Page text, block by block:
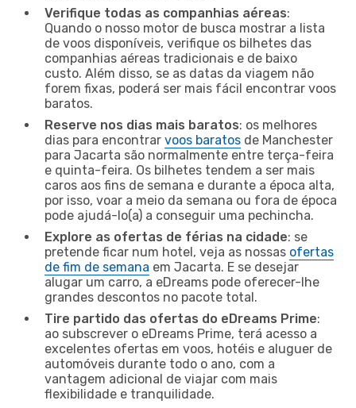
Verifique todas as companhias aéreas:
Quando o nosso motor de busca mostrar a lista
de voos disponíveis, verifique os bilhetes das
companhias aéreas tradicionais e de baixo
custo. Além disso, se as datas da viagem não
forem fixas, poderá ser mais fácil encontrar voos
baratos.
Reserve nos dias mais baratos: os melhores
dias para encontrar voos baratos de Manchester
para Jacarta são normalmente entre terça-feira
e quinta-feira. Os bilhetes tendem a ser mais
caros aos fins de semana e durante a época alta,
por isso, voar a meio da semana ou fora de época
pode ajudá-lo(a) a conseguir uma pechincha.
Explore as ofertas de férias na cidade: se
pretende ficar num hotel, veja as nossas ofertas
de fim de semana em Jacarta. E se desejar
alugar um carro, a eDreams pode oferecer-lhe
grandes descontos no pacote total.
Tire partido das ofertas do eDreams Prime:
ao subscrever o eDreams Prime, terá acesso a
excelentes ofertas em voos, hotéis e aluguer de
automóveis durante todo o ano, com a
vantagem adicional de viajar com mais
flexibilidade e tranquilidade.